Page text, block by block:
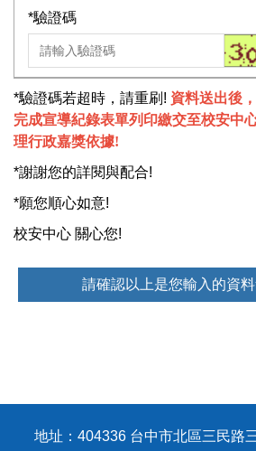
*驗證碼
*驗證碼若超時，請重刷! 資料送出後
完成宣導紀錄表單列印繳交至校安中
理行政嘉獎依據!
*謝謝您的詳閱與配合!
*願您順心如意!
校安中心 關心您!
請確認以上是您輸入的資
地址：404336 台中市北區三民路